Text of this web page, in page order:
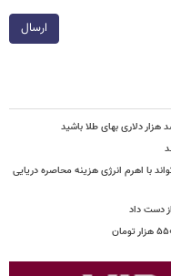
ارسال
دلاری بهای طلا باشید
با اهرم انرژی‌ هزینه محاصره دریایی